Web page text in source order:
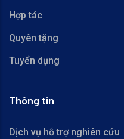
Hợp tác
Quyên tặng
Tuyển dụng
Thông tin
Dịch vụ hỗ trợ nghiên cứu